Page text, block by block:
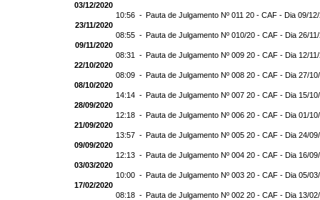
03/12/2020
10:56 - Pauta de Julgamento Nº 011 20 - CAF - Dia 09/
23/11/2020
08:55 - Pauta de Julgamento Nº 010/20 - CAF - Dia 26/
09/11/2020
08:31 - Pauta de Julgamento Nº 009 20 - CAF - Dia 12/
22/10/2020
08:09 - Pauta de Julgamento Nº 008 20 - CAF - Dia 27/
08/10/2020
14:14 - Pauta de Julgamento Nº 007 20 - CAF - Dia 15/
28/09/2020
12:18 - Pauta de Julgamento Nº 006 20 - CAF - Dia 01/
21/09/2020
13:57 - Pauta de Julgamento Nº 005 20 - CAF - Dia 24/
09/09/2020
12:13 - Pauta de Julgamento Nº 004 20 - CAF - Dia 16/
03/03/2020
10:00 - Pauta de Julgamento Nº 003 20 - CAF - Dia 05/
17/02/2020
08:18 - Pauta de Julgamento Nº 002 20 - CAF - Dia 13/